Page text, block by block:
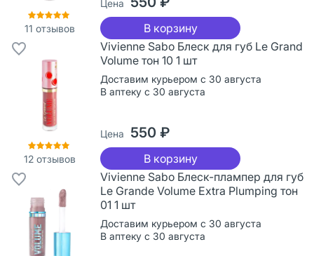
11 отзывов
Цена
В корзину
12 отзывов
Vivienne Sabo Блеск для губ Le Grand
Volume тон 10 1 шт
Доставим курьером с 30 августа
В аптеку с 30 августа
Цена 550 ₽
В корзину
Vivienne Sabo Блеск-плампер для губ
Le Grande Volume Extra Plumping тон
01 1 шт
Доставим курьером с 30 августа
В аптеку с 30 августа